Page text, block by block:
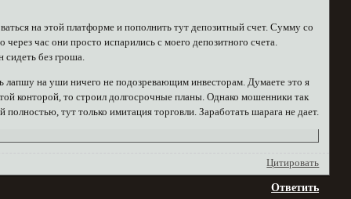
на этой платформе и пополнить тут депозитный счет. Сумму со
час они просто испарились с моего депозитного счета.
сидеть без гроша.
лапшу на уши ничего не подозревающим инвесторам. Думаете это я
конторой, то строил долгосрочные планы. Однако мошенники так
тут только имитация торговли. Заработать шарага не дает.
Цитировать
Ответить